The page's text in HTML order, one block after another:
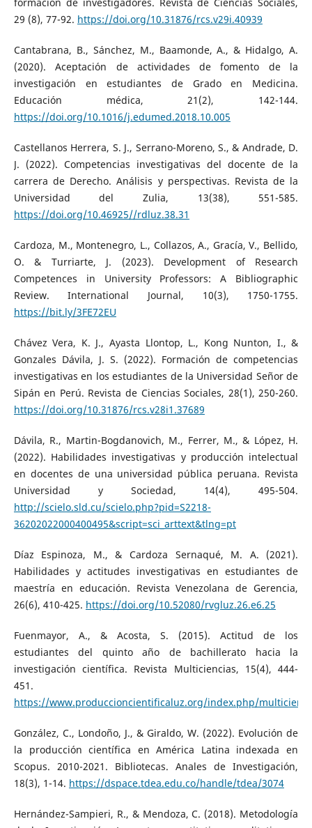
29 (8), 77-92. https://doi.org/10.31876/rcs.v29i.40939
Cantabrana, B., Sánchez, M., Baamonde, A., & Hidalgo, A.
(2020). Aceptación de actividades de fomento de la
investigación en estudiantes de Grado en Medicina.
Educación médica, 21(2), 142-144.
https://doi.org/10.1016/j.edumed.2018.10.005
Castellanos Herrera, S. J., Serrano-Moreno, S., & Andrade, D.
J. (2022). Competencias investigativas del docente de la
carrera de Derecho. Análisis y perspectivas. Revista de la
Universidad del Zulia, 13(38), 551-585.
https://doi.org/10.46925//rdluz.38.31
Cardoza, M., Montenegro, L., Collazos, A., Gracía, V., Bellido,
O. & Turriarte, J. (2023). Development of Research
Competences in University Professors: A Bibliographic
Review. International Journal, 10(3), 1750-1755.
https://bit.ly/3FE72EU
Chávez Vera, K. J., Ayasta Llontop, L., Kong Nunton, I., &
Gonzales Dávila, J. S. (2022). Formación de competencias
investigativas en los estudiantes de la Universidad Señor de
Sipán en Perú. Revista de Ciencias Sociales, 28(1), 250-260.
https://doi.org/10.31876/rcs.v28i1.37689
Dávila, R., Martin-Bogdanovich, M., Ferrer, M., & López, H.
(2022). Habilidades investigativas y producción intelectual
en docentes de una universidad pública peruana. Revista
Universidad y Sociedad, 14(4), 495-504.
http://scielo.sld.cu/scielo.php?pid=S2218-
36202022000400495&script=sci_arttext&tlng=pt
Díaz Espinoza, M., & Cardoza Sernaqué, M. A. (2021).
Habilidades y actitudes investigativas en estudiantes de
maestría en educación. Revista Venezolana de Gerencia,
26(6), 410-425. https://doi.org/10.52080/rvgluz.26.e6.25
Fuenmayor, A., & Acosta, S. (2015). Actitud de los
estudiantes del quinto año de bachillerato hacia la
investigación científica. Revista Multiciencias, 15(4), 444-
451.
https://www.produccioncientificaluz.org/index.php/
González, C., Londoño, J., & Giraldo, W. (2022). Evolución de
la producción científica en América Latina indexada en
Scopus. 2010-2021. Bibliotecas. Anales de Investigación,
18(3), 1-14. https://dspace.tdea.edu.co/handle/tdea/3074
Hernández-Sampieri, R., & Mendoza, C. (2018). Metodología